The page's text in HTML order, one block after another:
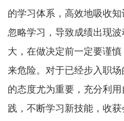
的学习体系，高效地吸收
忽略学习，导致成绩出现
大，在做决定前一定要谨
来危险。对于已经步入职
的态度尤为重要，充分利
践，不断学习新技能，收